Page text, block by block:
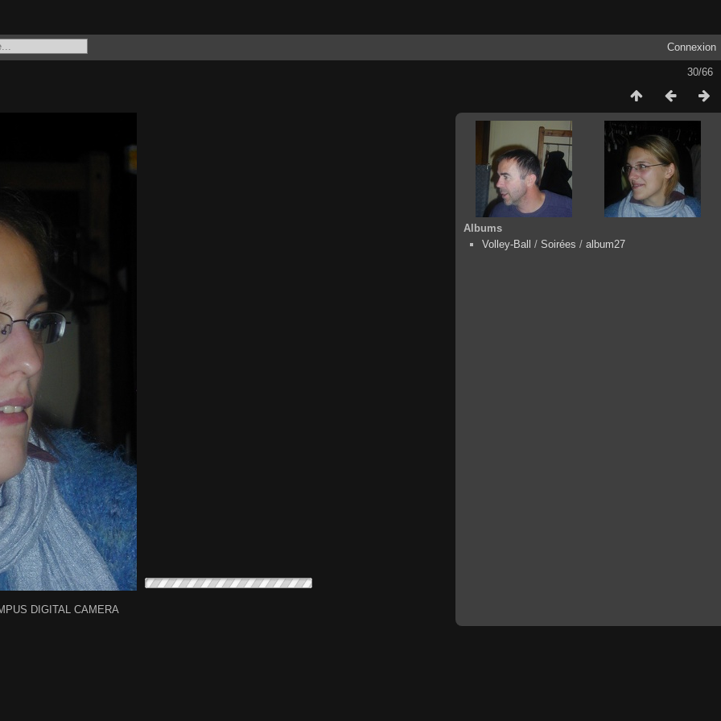
Connexion
30/66
DIGITAL CAMERA
Albums
Volley-Ball
/ Soirées / album27